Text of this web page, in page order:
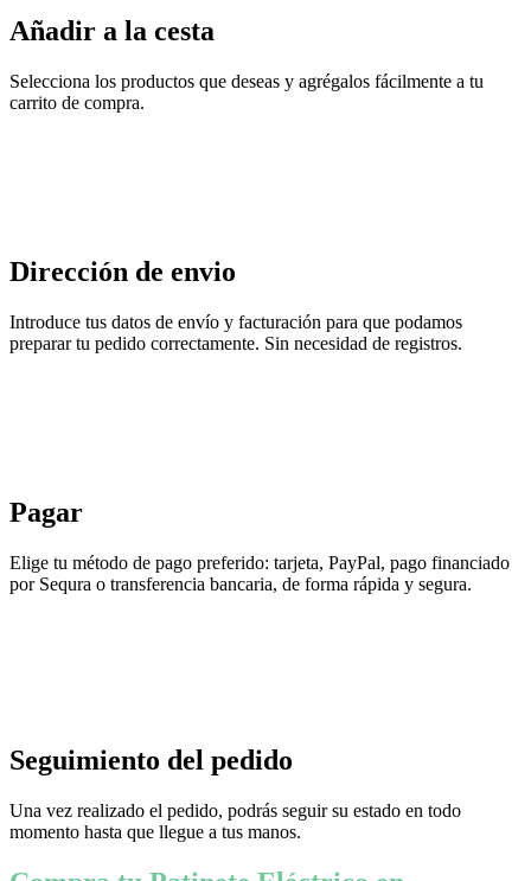
Añadir a la cesta
Selecciona los productos que deseas y agrégalos fácilmente a tu
carrito de compra.
Dirección de envio
Introduce tus datos de envío y facturación para que podamos
preparar tu pedido correctamente. Sin necesidad de registros.
Pagar
Elige tu método de pago preferido: tarjeta, PayPal, pago financiado
por Sequra o transferencia bancaria, de forma rápida y segura.
Seguimiento del pedido
Una vez realizado el pedido, podrás seguir su estado en todo
momento hasta que llegue a tus manos.